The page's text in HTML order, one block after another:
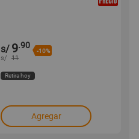
s/ 9.90
-10%
s/ 11
Retira hoy
Agregar